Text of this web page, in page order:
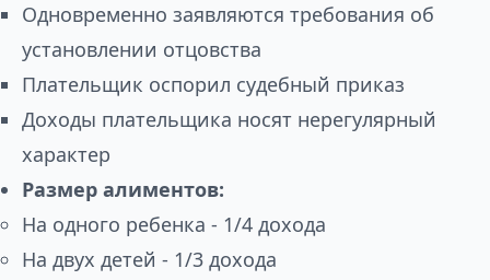
Одновременно заявляются требования об
установлении отцовства
Плательщик оспорил судебный приказ
Доходы плательщика носят нерегулярный
характер
Размер алиментов:
На одного ребенка - 1/4 дохода
На двух детей - 1/3 дохода